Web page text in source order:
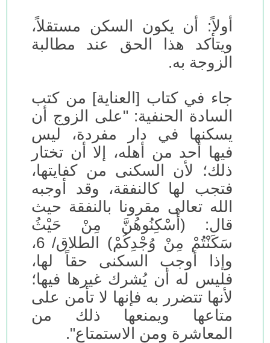
أولاً: أن يكون السكن مستقلاً،
ويتأكد هذا الحق عند مطالبة
الزوجة به.
جاء في كتاب [العناية] من كتب
السادة الحنفية: "على الزوج أن
يسكنها في دار مفردة، ليس
فيها أحد من أهله، إلا أن تختار
ذلك؛ لأن السكنى من كفايتها،
فتجب لها كالنفقة، وقد أوجبه
الله تعالى مقرونا بالنفقة حيث
قال: (أَسْكِنُوهُنَّ مِنْ حَيْثُ
سَكَنْتُمْ مِنْ وُجْدِكُمْ) الطلاق/ 6،
وإذا أوجب السكنى حقاً لها،
فليس له أن يُشرك غيرها فيها؛
لأنها تتضرر به فإنها لا تأمن على
متاعها ويمنعها ذلك من
المعاشرة ومن الاستمتاع".